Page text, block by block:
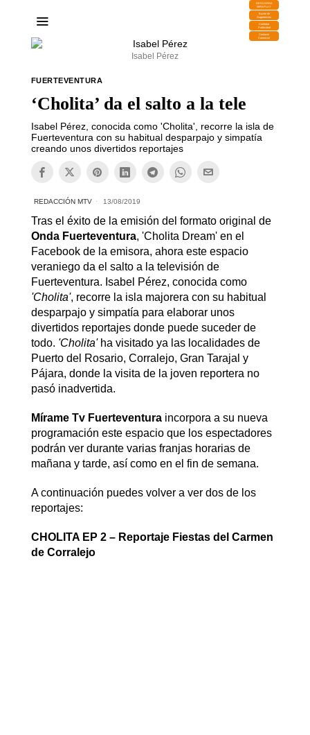
DESCARGA
MIRAPLAY
Buzón de
Sugerencias
Contratar
Publicidad
Contacto
Comercial
Isabel Pérez
FUERTEVENTURA
‘Cholita’ da el salto a la tele
Isabel Pérez, conocida como 'Cholita', recorre la isla de
Fuerteventura con su habitual desparpajo y simpatía
creando unos divertidos reportajes
REDACCIÓN MTV 13/08/2019
Tras el éxito de la emisión del formato original de
Onda Fuerteventura, 'Cholita Dream' en el
Facebook de la emisora, ahora este espacio
veraniego da el salto a la televisión de
Fuerteventura. Isabel Pérez, conocida como
'Cholita', recorre la isla majorera con su habitual
desparpajo y simpatía para elaborar unos
divertidos reportajes donde puede suceder de
todo. 'Cholita'ha visitado ya las localidades de
Puerto del Rosario, Corralejo, Gran Tarajal y
Pájara, donde la visita de la joven reportera no
pasó inadvertida.
Mírame Tv Fuerteventuraincorpora a su nueva
programación este espacio que los espectadores
podrán ver durante varias franjas horarias de
mañana y tarde, así como en el fin de semana.
A continuación puedes volver a ver dos de los
reportajes:
CHOLITA EP 2 – Reportaje Fiestas del Carmen
de Corralejo